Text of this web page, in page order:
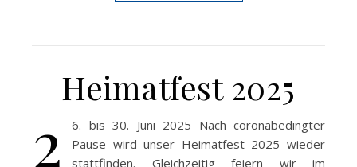
Heimatfest 2025
2
6. bis 30. Juni 2025 Nach coronabedingter
Pause wird unser Heimatfest 2025 wieder
stattfinden. Gleichzeitig feiern wir im